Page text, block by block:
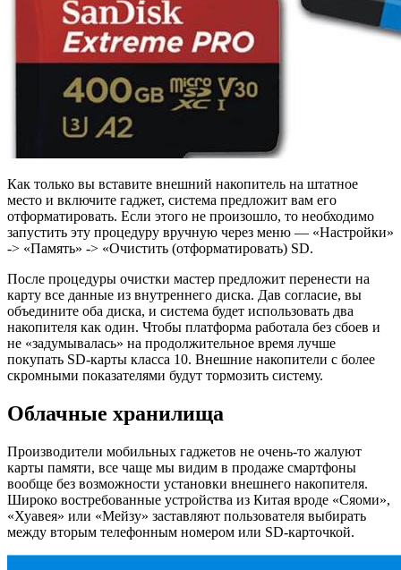
Как только вы вставите внешний накопитель на штатное
место и включите гаджет, система предложит вам его
отформатировать. Если этого не произошло, то необходимо
запустить эту процедуру вручную через меню — «Настройки»
-> «Память» -> «Очистить (отформатировать) SD.
После процедуры очистки мастер предложит перенести на
карту все данные из внутреннего диска. Дав согласие, вы
объедините оба диска, и система будет использовать два
накопителя как один. Чтобы платформа работала без сбоев и
не «задумывалась» на продолжительное время лучше
покупать SD-карты класса 10. Внешние накопители с более
скромными показателями будут тормозить систему.
Облачные хранилища
Производители мобильных гаджетов не очень-то жалуют
карты памяти, все чаще мы видим в продаже смартфоны
вообще без возможности установки внешнего накопителя.
Широко востребованные устройства из Китая вроде «Сяоми»,
«Хуавея» или «Мейзу» заставляют пользователя выбирать
между вторым телефонным номером или SD-карточкой.